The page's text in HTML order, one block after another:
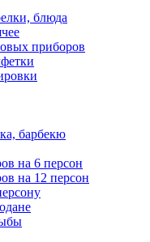
блюда
приборов
барбекю
на 6 персон
на 12 персон